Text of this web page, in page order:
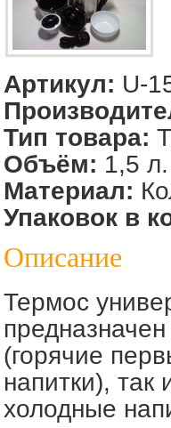
Артикул: U-
Тип товара:
Объём: 1,5 л.
Материал:
Упаковок в
Описание
Термос
(горячие
напитки),
холодные